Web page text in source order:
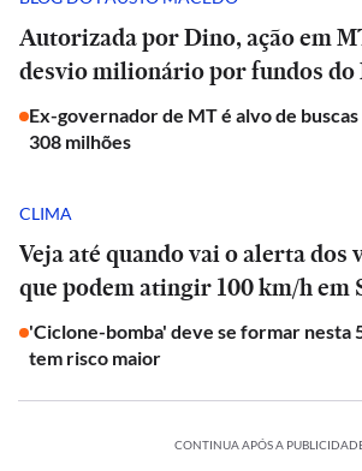
Autorizada por Dino, ação em
desvio milionário por fundos do
Ex-governador de MT é alvo de
308 milhões
CLIMA
Veja até quando vai o alerta dos
que podem atingir 100 km/h em
'Ciclone-bomba' deve se formar nesta
tem risco maior
CONTINUA APÓS A